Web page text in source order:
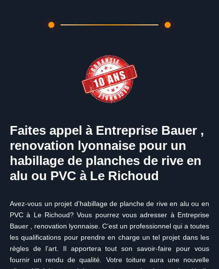
Faites appel à Entreprise Bauer ,
renovation lyonnaise pour un
habillage de planches de rive en
alu ou PVC à Le Richoud
Avez-vous un projet d’habillage de planche de rive en alu ou en
PVC à Le Richoud? Vous pourrez vous adresser à Entreprise
Bauer , renovation lyonnaise. C’est un professionnel qui a toutes
les qualifications pour prendre en charge un tel projet dans les
règles de l’art. Il apportera tout son savoir-faire pour vous
fournir un rendu de qualité. Votre toiture aura une nouvelle